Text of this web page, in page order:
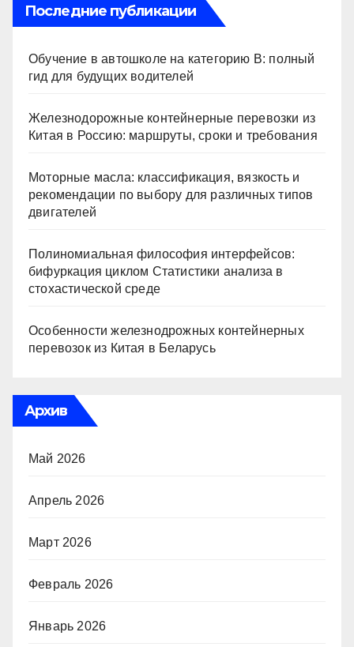
Последние публикации
Обучение в автошколе на категорию В: полный
гид для будущих водителей
Железнодорожные контейнерные перевозки из
Китая в Россию: маршруты, сроки и требования
Моторные масла: классификация, вязкость и
рекомендации по выбору для различных типов
двигателей
Полиномиальная философия интерфейсов:
бифуркация циклом Статистики анализа в
стохастической среде
Особенности железнодрожных контейнерных
перевозок из Китая в Беларусь
Архив
Май 2026
Апрель 2026
Март 2026
Февраль 2026
Январь 2026